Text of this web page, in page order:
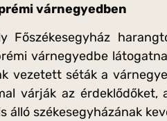
várnegyedben
Főszékesegyház
várnegyedbe
vezetett séták a
várják az
álló székesegyházának